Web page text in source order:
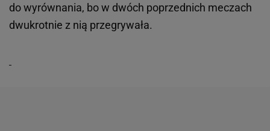
do wyrównania, bo w dwóch poprzednich meczach
dwukrotnie z nią przegrywała.